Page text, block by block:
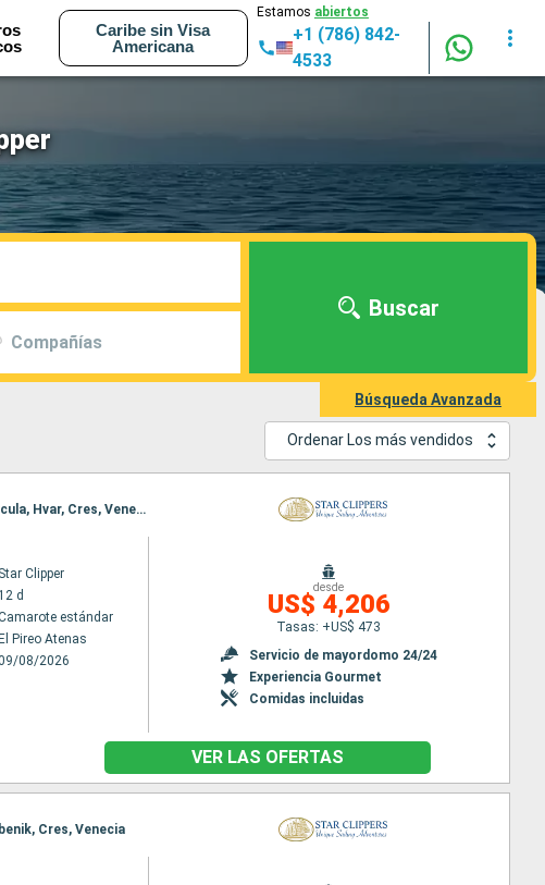
Caribe sin Visa
Americana
Estamos abiertos
+1 (786) 842-
4533
Compañías
Buscar
Búsqueda Avanzada
Ordenar Los más vendidos
Itinerario : El Pireo Atenas, Mykonos, Santoríni, Katakolon, Corfú, Kotor, Dubrovnik, Korcula, Hvar, Cres, Venecia
Star Clipper
12 d
estándar
El Pireo Atenas
08/2026
desde
US$ 4,206
Tasas: +US$ 473
Servicio de mayordomo 24/24
Experiencia Gourmet
Comidas incluidas
VER LAS OFERTAS
Cres, Venecia